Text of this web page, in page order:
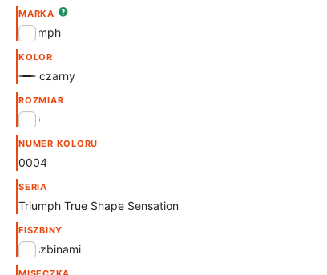
MARKA
Triumph
KOLOR
czarny
ROZMIAR
70G
NUMER KOLORU
0004
SERIA
Triumph True Shape Sensation
FISZBINY
z fiszbinami